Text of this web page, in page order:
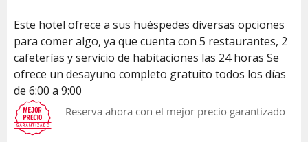
Este hotel ofrece a sus huéspedes diversas opciones
para comer algo, ya que cuenta con 5 restaurantes, 2
cafeterías y servicio de habitaciones las 24 horas Se
ofrece un desayuno completo gratuito todos los días
de 6:00 a 9:00
Reserva ahora con el mejor precio garantizado